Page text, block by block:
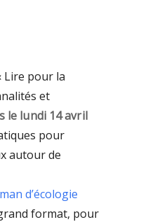
pour la
et
le lundi 14 avril
pour
autour de
d’écologie
format, pour